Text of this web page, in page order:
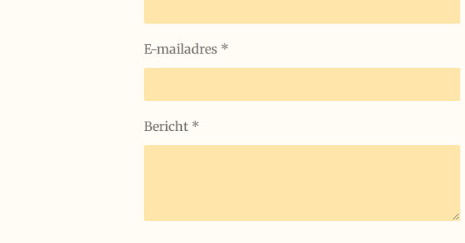
E-mailadres *
Bericht *